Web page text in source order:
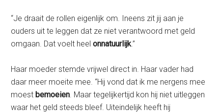
“Je draait de rollen eigenlijk om. Ineens zit jij aan je
ouders uit te leggen dat ze niet verantwoord met geld
omgaan. Dat voelt heelonnatuurlijk.”
Haar moeder stemde vrijwel direct in. Haar vader had
daar meer moeite mee. “Hij vond dat ik me nergens mee
moestbemoeien. Maar tegelijkertijd kon hij niet uitleggen
waar het geld steeds bleef. Uiteindelijk heeft hij